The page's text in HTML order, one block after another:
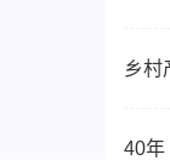
乡村
40年